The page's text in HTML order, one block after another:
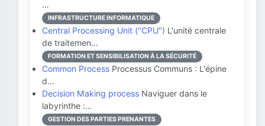
…
INFRASTRUCTURE INFORMATIQUE
Central Processing Unit ("CPU") L'unité centrale
de traitemen…
FORMATION ET SENSIBILISATION À LA SÉCURITÉ
Common Process Processus Communs : L'épine
d…
Decision Making process Naviguer dans le
labyrinthe :…
GESTION DES PARTIES PRENANTES